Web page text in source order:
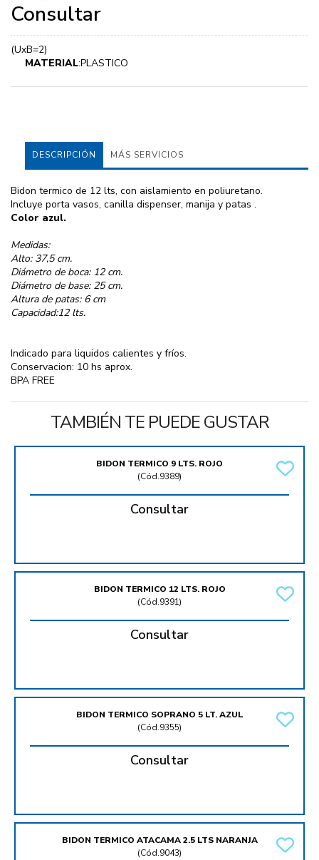
Consultar
(UxB=2)
MATERIAL:PLASTICO
DESCRIPCIÓN MÁS SERVICIOS
Bidon termico de 12 lts, con aislamiento en poliuretano.
Incluye porta vasos, canilla dispenser, manija y patas .
Color azul.
Medidas:
Alto: 37,5 cm.
Diámetro de boca: 12 cm.
Diámetro de base: 25 cm.
Altura de patas: 6 cm
Capacidad:12 lts.
Indicado para liquidos calientes y fríos.
Conservacion: 10 hs aprox.
BPA FREE
TAMBIÉN TE PUEDE GUSTAR
BIDON TERMICO 9 LTS. ROJO
(Cód.9389)
Consultar
BIDON TERMICO 12 LTS. ROJO
(Cód.9391)
Consultar
BIDON TERMICO SOPRANO 5 LT. AZUL
(Cód.9355)
Consultar
BIDON TERMICO ATACAMA 2.5 LTS NARANJA
(Cód.9043)